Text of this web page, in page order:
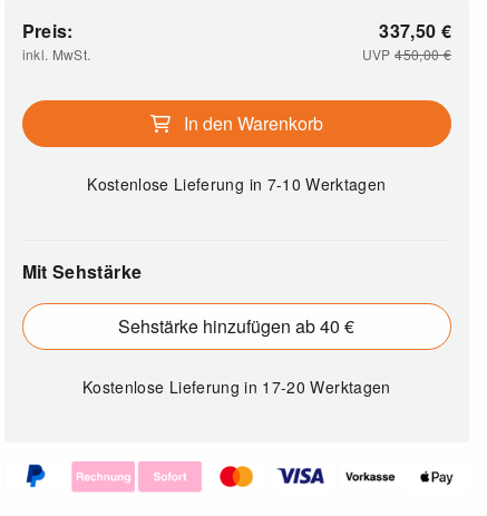
Preis:
inkl. MwSt.
337,50 €
UVP450,00€
In den Warenkorb
Kostenlose Lieferung in 7-10 Werktagen
Mit Sehstärke
Sehstärke hinzufügen ab 40 €
Kostenlose Lieferungin 17-20 Werktagen